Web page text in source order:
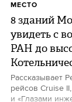
8 зданий
увидеть с
РАН до
Рассказывает
рейсов Cruise
и «Глазами
МЕСТО